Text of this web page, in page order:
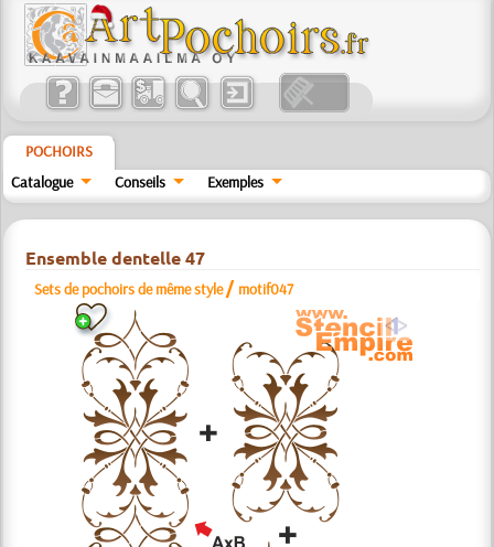
POCHOIRS
Catalogue
Conseils Exemples
Ensemble dentelle 47
Sets de pochoirs de même style / motif047
a